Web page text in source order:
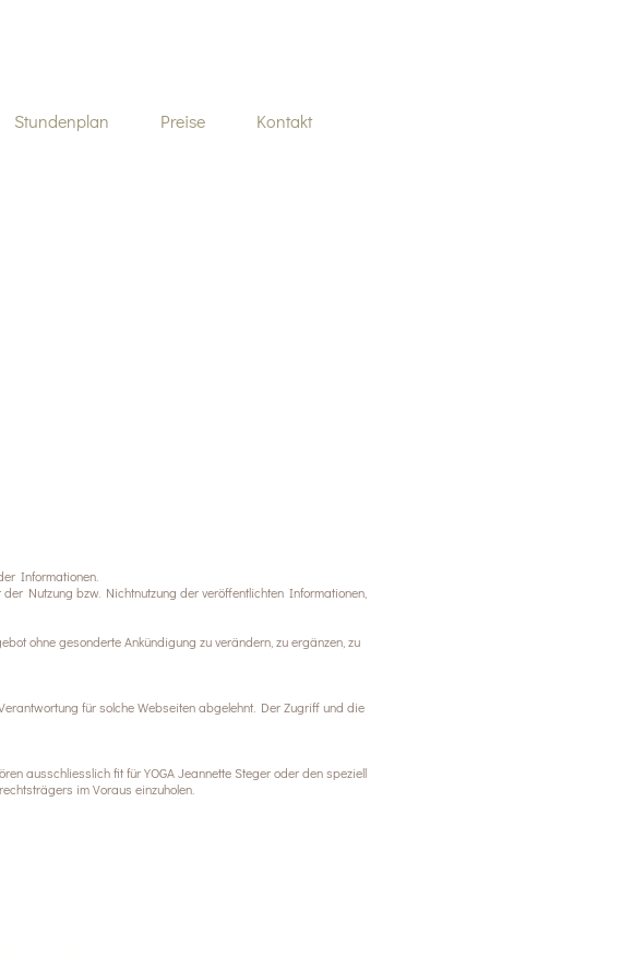
Stundenplan Preise Kontakt
Informationen.
Nutzung bzw. Nichtnutzung der veröffentlichten Informationen,
ohne gesonderte Ankündigung zu verändern, zu ergänzen, zu
für solche Webseiten abgelehnt. Der Zugriff und die
ausschliesslich fit für YOGA Jeannette Steger oder den speziell
im Voraus einzuholen.